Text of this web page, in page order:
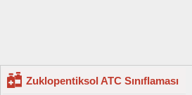
Zuklopentiksol ATC Sınıflaması